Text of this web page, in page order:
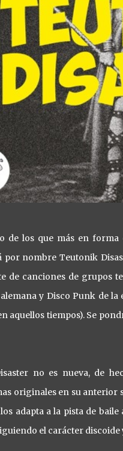
de los que más en
nombre Teutonik
de canciones de grupos
y Disco Punk de
aquellos tiempos). Se
no es nueva, de
originales en su anterior
adapta a la pista de
el carácter discoide